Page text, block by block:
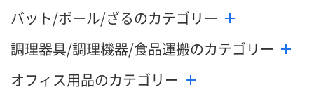
バット/ボール/ざるのカテゴリー
調理器具/調理機器/食品運搬のカテゴリー
オフィス用品のカテゴリー